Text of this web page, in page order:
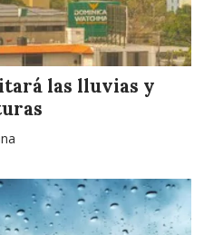
las lluvias y